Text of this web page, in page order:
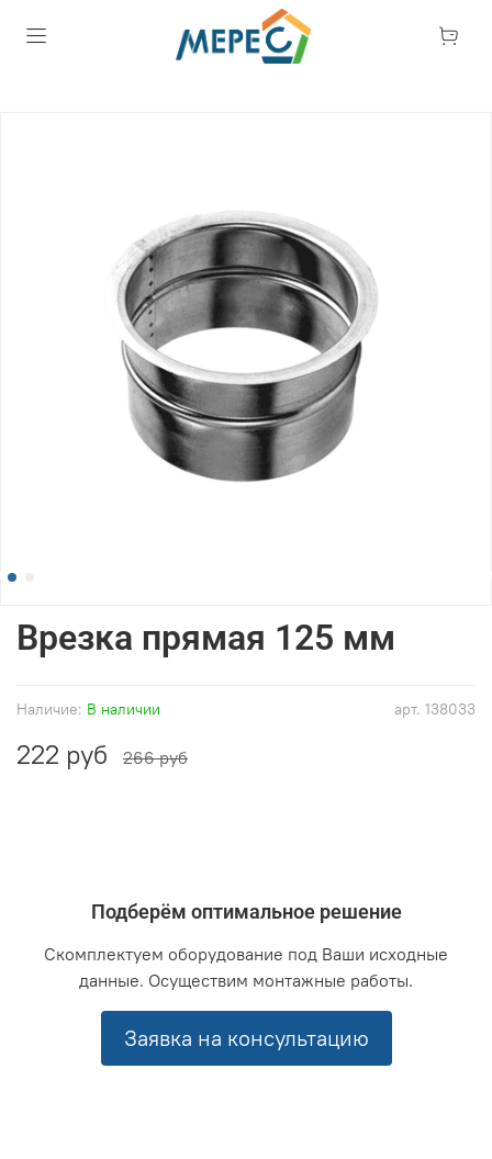
арт. 138033
Наличие: В наличии
Врезка прямая 125 мм
222 руб 266 руб
Подберём оптимальное решение
Скомплектуем оборудование под Ваши исходные
данные. Осуществим монтажные работы.
Заявка на консультацию